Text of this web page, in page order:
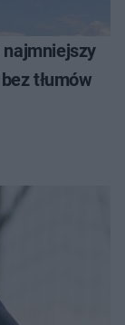
najmniejszy
tłumów